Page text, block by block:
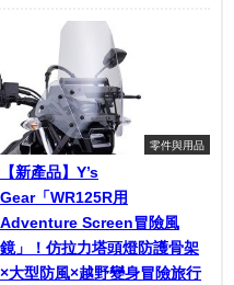
零件與用品
【新產品】Y’s
Gear「WR125R用
Adventure Screen冒險風
鏡」！仿拉力塔頭燈防護骨架
×大型防風×越野變身冒險旅行